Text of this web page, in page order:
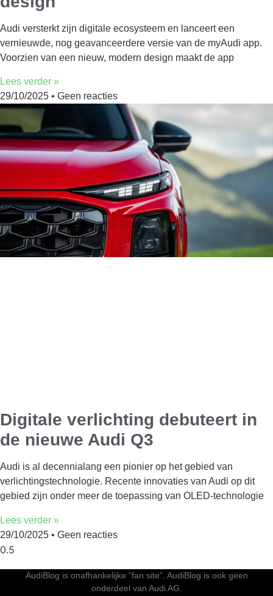
Audi versterkt zijn digitale ecosysteem en lanceert een
vernieuwde, nog geavanceerdere versie van de myAudi app.
Voorzien van een nieuw, modern design maakt de app
Lees verder »
29/10/2025
Geen reacties
Digitale verlichting debuteert in
de nieuwe Audi Q3
Audi is al decennialang een pionier op het gebied van
verlichtingstechnologie. Recente innovaties van Audi op dit
gebied zijn onder meer de toepassing van OLED-technologie
Lees verder »
29/10/2025
Geen reacties
AudiBlog is onafhankelijke “fan site”. AudiBlog is ook geen
onderdeel van Audi AG.